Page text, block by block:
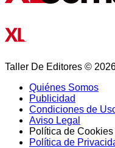
Taller De Editores ©
Quiénes Somos
Publicidad
Condiciones de
Aviso Legal
Política de Cookies
Política de